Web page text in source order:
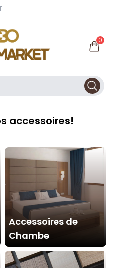
0
accessoires!
Accessoires de
Chambe